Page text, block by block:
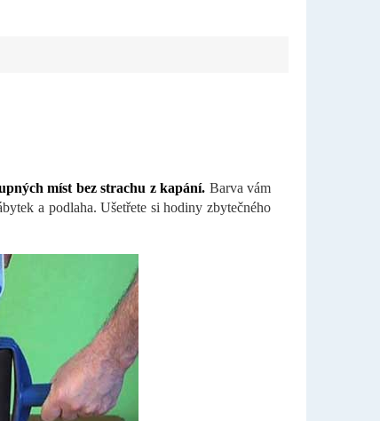
míst bez strachu z kapání. Barva vám
a podlaha. Ušetřete si hodiny zbytečného